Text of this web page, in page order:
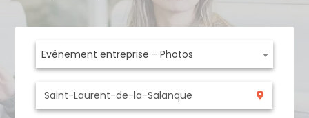
Evénement entreprise - Photos